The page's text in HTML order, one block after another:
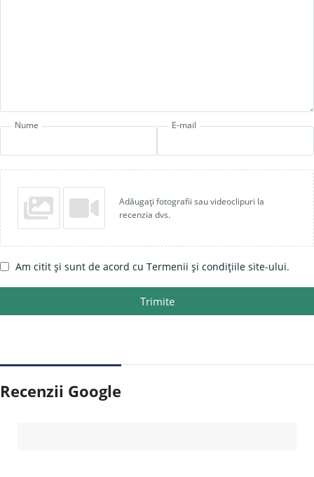
Nume E-mail
Adăugați fotografii sau videoclipuri la
recenzia dvs.
Am citit și sunt de acord cu Termenii și condițiile site-ului.
Trimite
Recenzii Google